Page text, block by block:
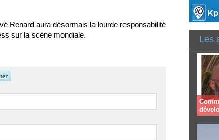
Renard aura désormais la lourde responsabilité
sur la scène mondiale.
Les